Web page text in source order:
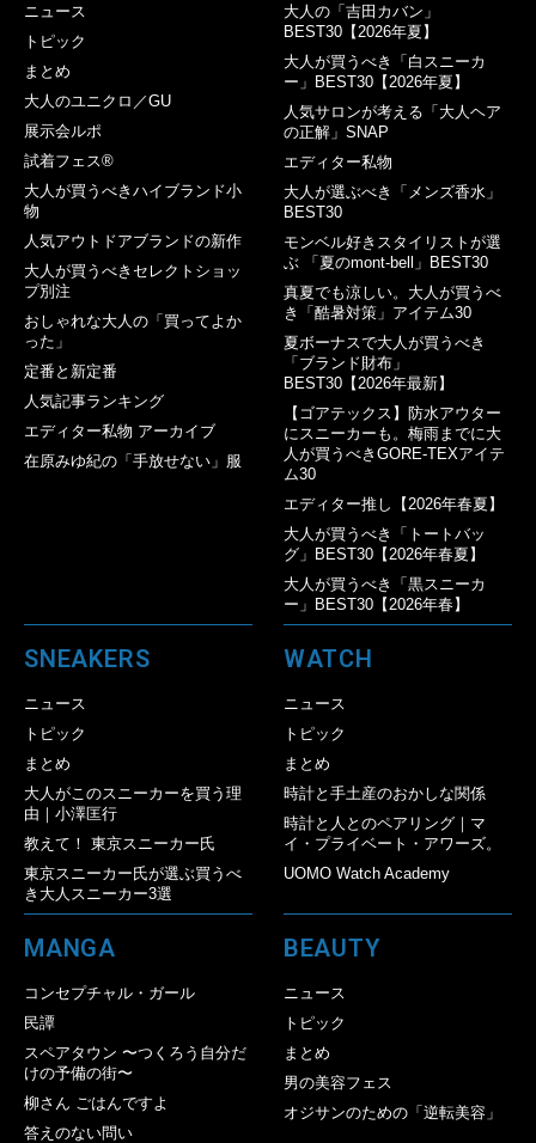
ニュース
トピック
まとめ
大人のユニクロ／GU
展示会ルポ
試着フェス®︎
大人が買うべきハイブランド小
物
人気アウトドアブランドの新作
大人が買うべきセレクトショッ
プ別注
おしゃれな大人の「買ってよか
った」
定番と新定番
人気記事ランキング
エディター私物 アーカイブ
在原みゆ紀の「手放せない」服
大人の「吉田カバン」
BEST30【2026年夏】
大人が買うべき「白スニーカ
ー」BEST30【2026年夏】
人気サロンが考える「大人ヘア
の正解」SNAP
エディター私物
大人が選ぶべき「メンズ香水」
BEST30
モンベル好きスタイリストが選
ぶ 「夏のmont-bell」BEST30
真夏でも涼しい。大人が買うべ
き「酷暑対策」アイテム30
夏ボーナスで大人が買うべき
「ブランド財布」
BEST30【2026年最新】
【ゴアテックス】防水アウター
にスニーカーも。梅雨までに大
人が買うべきGORE-TEXアイテ
ム30
エディター推し【2026年春夏】
大人が買うべき「トートバッ
グ」BEST30【2026年春夏】
大人が買うべき「黒スニーカ
ー」BEST30【2026年春】
SNEAKERS
ニュース
トピック
まとめ
大人がこのスニーカーを買う理
由｜小澤匡行
教えて！ 東京スニーカー氏
東京スニーカー氏が選ぶ買うべ
き大人スニーカー3選
WATCH
ニュース
トピック
まとめ
時計と手土産のおかしな関係
時計と人とのペアリング｜マ
イ・プライベート・アワーズ。
UOMO Watch Academy
MANGA
コンセプチャル・ガール
民譚
スペアタウン 〜つくろう自分だ
けの予備の街〜
柳さん ごはんですよ
答えのない問い
BEAUTY
ニュース
トピック
まとめ
男の美容フェス
オジサンのための「逆転美容」